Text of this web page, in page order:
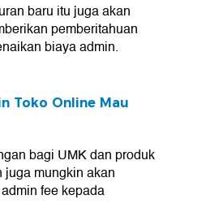
baru itu juga akan
pemberitahuan
biaya admin.
Toko Online Mau
bagi UMK dan produk
mungkin akan
fee kepada